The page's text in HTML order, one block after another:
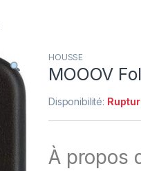
HOUSSE
MOOOV
Disponibilité:
À propos